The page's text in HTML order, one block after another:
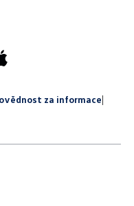
za informace|